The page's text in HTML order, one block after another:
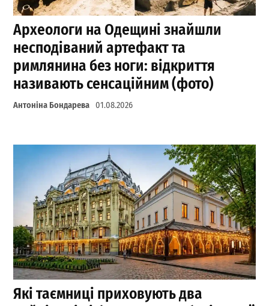
Археологи на Одещині знайшли
несподіваний артефакт та
римлянина без ноги: відкриття
називають сенсаційним (фото)
Антоніна Бондарева 01.08.2026
Які таємниці приховують два